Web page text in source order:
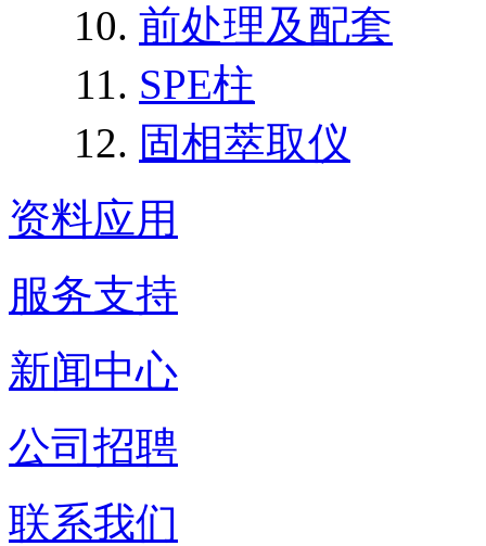
前处理及配套
SPE柱
固相萃取仪
资料应用
服务支持
新闻中心
公司招聘
联系我们